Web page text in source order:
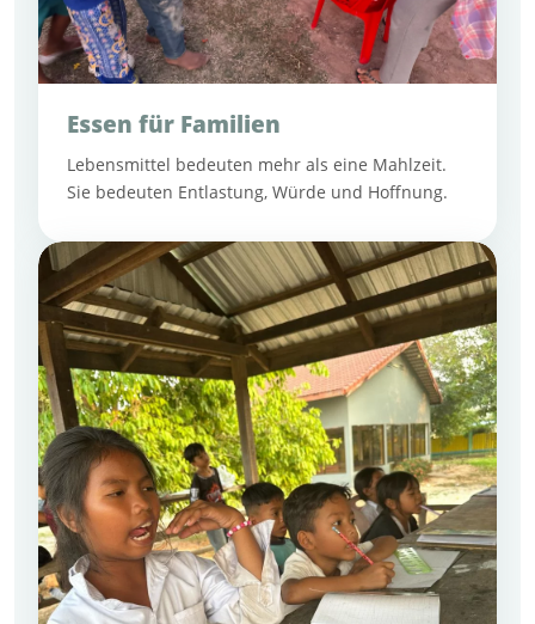
Essen für Familien
Lebensmittel bedeuten mehr als eine Mahlzeit.
Sie bedeuten Entlastung, Würde und Hoffnung.